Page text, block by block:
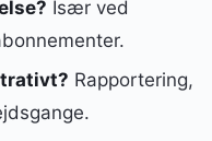
Især ved
Rapportering,